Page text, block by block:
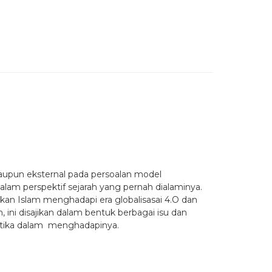
eksternal pada persoalan model
perspektif sejarah yang pernah dialaminya.
Islam menghadapi era globalisasai 4.O dan
ini disajikan dalam bentuk berbagai isu dan
dalam menghadapinya.